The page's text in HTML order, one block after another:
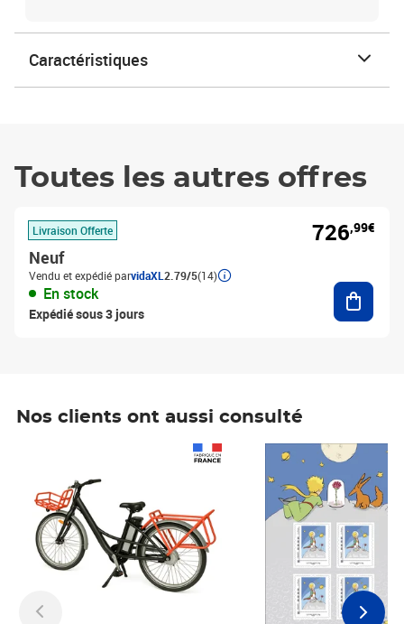
Caractéristiques
Toutes les autres offres
Livraison Offerte
Neuf
Vendu et expédié parvidaXL 2.79/5(14)
En stock
Expédié sous 3 jours
726,99€
Nos clients ont aussi consulté
Prix 7,50€